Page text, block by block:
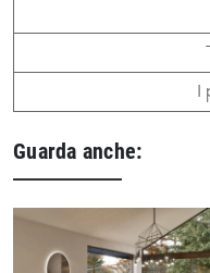
I
Guarda anche: